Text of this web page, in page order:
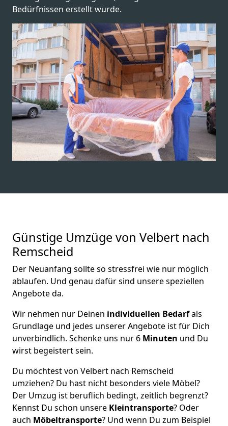
Bedürfnissen erstellt wurde.
Günstige Umzüge von Velbert nach
Remscheid
Der Neuanfang sollte so stressfrei wie nur möglich
ablaufen. Und genau dafür sind unsere speziellen
Angebote da.
Wir nehmen nur Deinen individuellen Bedarfals
Grundlage und jedes unserer Angebote ist für Dich
unverbindlich. Schenke uns nur 6 Minuten und Du
wirst begeistert sein.
Du möchtest von Velbert nach Remscheid
umziehen? Du hast nicht besonders viele Möbel?
Der Umzug ist beruflich bedingt, zeitlich begrenzt?
Kennst Du schon unsere Kleintransporte? Oder
auch Möbeltransporte? Und wenn Du zum Beispiel